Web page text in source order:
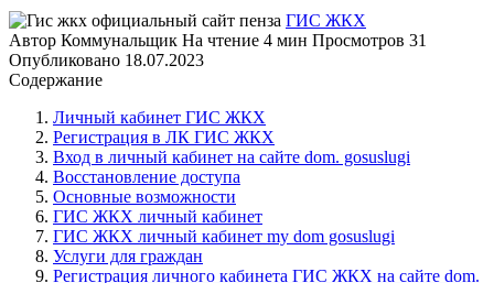
ГИС ЖКХ
Автор Коммунальщик На чтение 4 мин Просмотров 31
Опубликовано 18.07.2023
Содержание
Личный кабинет ГИС ЖКХ
Регистрация в ЛК ГИС ЖКХ
Вход в личный кабинет на сайте dom. gosuslugi
Восстановление доступа
Основные возможности
ГИС ЖКХ личный кабинет
ГИС ЖКХ личный кабинет my dom gosuslugi
Услуги для граждан
Регистрация личного кабинета ГИС ЖКХ на сайте dom.